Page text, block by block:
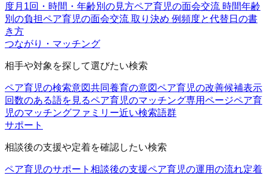
度月1回・時間・年齢別の見方ペア育児の面会交流 時間年齢
別の負担ペア育児の面会交流 取り決め 例頻度と代替日の書
き方
つながり・マッチング
相手や対象を探して選びたい検索
ペア育児の検索意図共同養育の意図ペア育児の改善候補表示
回数のある語を見るペア育児のマッチング専用ページペア育
児のマッチングファミリー近い検索語群
サポート
相談後の支援や定着を確認したい検索
ペア育児のサポート 相談後の支援ペア育児の運用の流れ定着